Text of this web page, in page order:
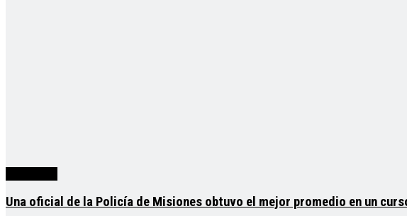
Una oficial de la Policía de Misiones obtuvo el mejor promedio en un